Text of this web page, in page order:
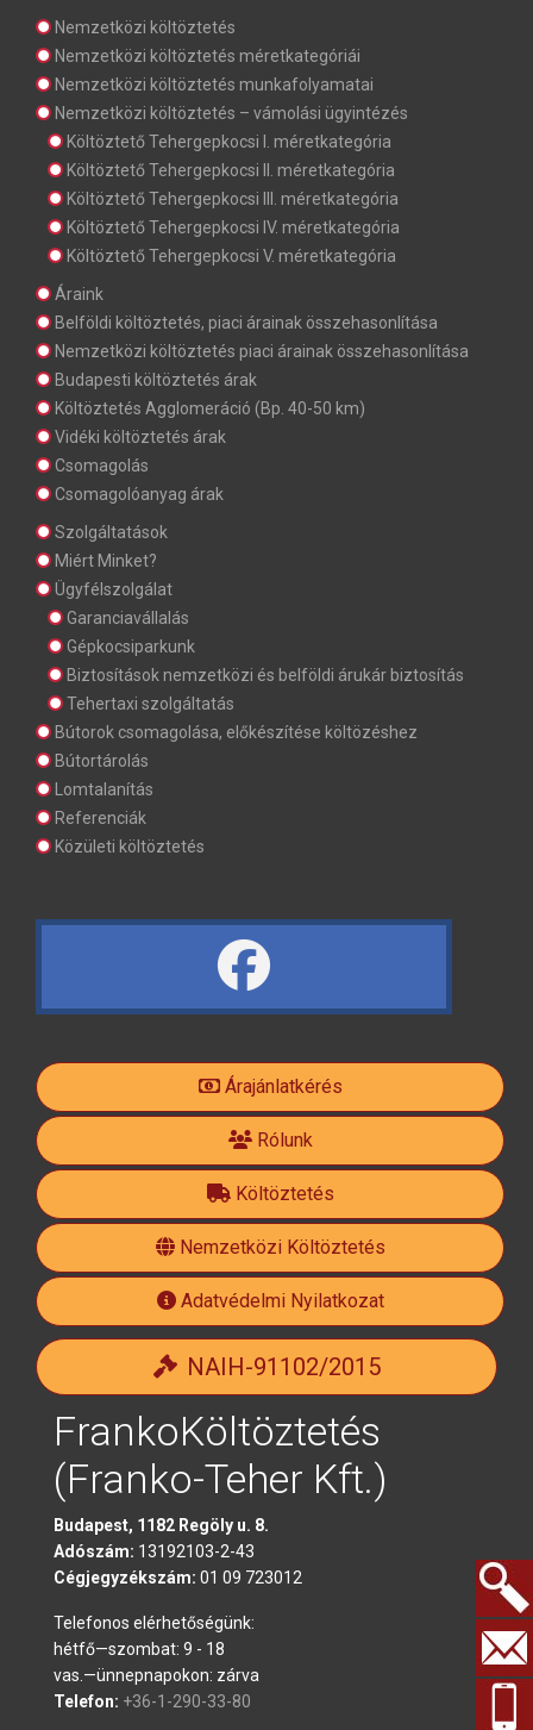
Nemzetközi költöztetés
Nemzetközi költöztetés méretkategóriái
Nemzetközi költöztetés munkafolyamatai
Nemzetközi költöztetés – vámolási ügyintézés
Költöztető Tehergepkocsi I. méretkategória
Költöztető Tehergepkocsi II. méretkategória
Költöztető Tehergepkocsi III. méretkategória
Költöztető Tehergepkocsi IV. méretkategória
Költöztető Tehergepkocsi V. méretkategória
Áraink
Belföldi költöztetés, piaci árainak összehasonlítása
Nemzetközi költöztetés piaci árainak összehasonlítása
Budapesti költöztetés árak
Költöztetés Agglomeráció (Bp. 40-50 km)
Vidéki költöztetés árak
Csomagolás
Csomagolóanyag árak
Szolgáltatások
Miért Minket?
Ügyfélszolgálat
Garanciavállalás
Gépkocsiparkunk
Biztosítások nemzetközi és belföldi árukár biztosítás
Tehertaxi szolgáltatás
Bútorok csomagolása, előkészítése költözéshez
Bútortárolás
Lomtalanítás
Referenciák
Közületi költöztetés
fa
fa-
facebook-
official
Árajánlatkérés
Rólunk
Költöztetés
Nemzetközi Költöztetés
Adatvédelmi Nyilatkozat
NAIH-91102/2015
FrankoKöltöztetés
(Franko-Teher Kft.)
Budapest, 1182 Regöly u. 8.
Adószám: 13192103-2-43
Cégjegyzékszám: 01 09 723012
Telefonos elérhetőségünk:
hétfő—szombat: 9 - 18
vas.—ünnepnapokon: zárva
Telefon: +36-1-290-33-80